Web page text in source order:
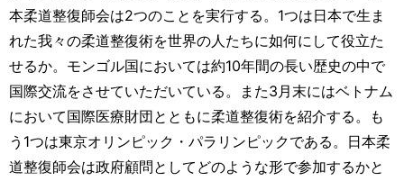
本柔道整復師会は2つのことを実行する。1つは日本で生ま
れた我々の柔道整復術を世界の人たちに如何にして役立た
せるか。モンゴル国においては約10年間の長い歴史の中で
国際交流をさせていただいている。また3月末にはベトナム
において国際医療財団とともに柔道整復術を紹介する。も
う1つは東京オリンピック・パラリンピックである。日本柔
道整復師会は政府顧問としてどのような形で参加するかと